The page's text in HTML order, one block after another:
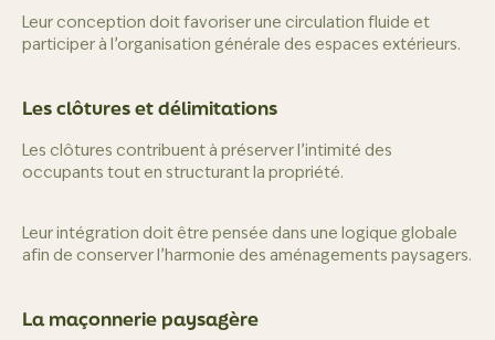
Leur conception doit favoriser une circulation fluide et
participer à l’organisation générale des espaces extérieurs.
Les clôtures et délimitations
Les clôtures contribuent à préserver l’intimité des
occupants tout en structurant la propriété.
Leur intégration doit être pensée dans une logique globale
afin de conserver l’harmonie des aménagements paysagers.
La maçonnerie paysagère